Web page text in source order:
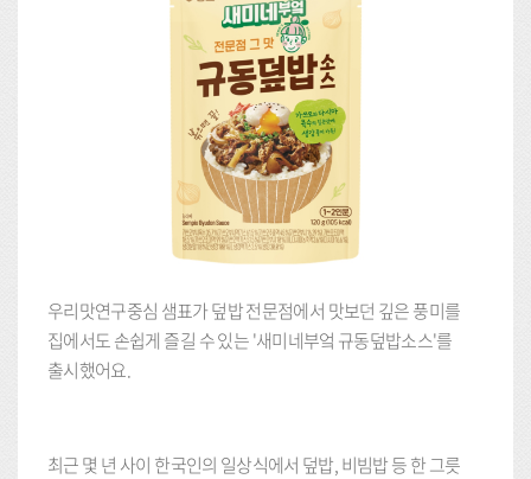
우리맛연구중심 샘표가 덮밥 전문점에서 맛보던 깊은 풍미를
집에서도 손쉽게 즐길 수 있는 '새미네부엌 규동덮밥소스'를
출시했어요.
최근 몇 년 사이 한국인의 일상식에서 덮밥, 비빔밥 등 한 그릇